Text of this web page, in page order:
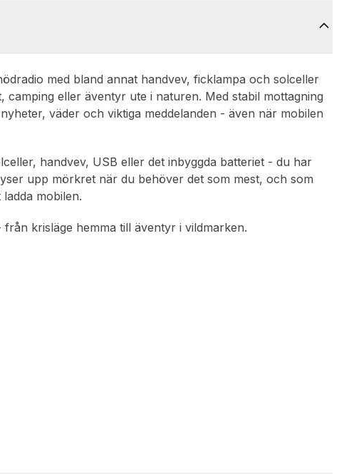
med bland annat handvev, ficklampa och solceller
eller äventyr ute i naturen. Med stabil mottagning
väder och viktiga meddelanden - även när mobilen
handvev, USB eller det inbyggda batteriet - du har
upp mörkret när du behöver det som mest, och som
mobilen.
krisläge hemma till äventyr i vildmarken.